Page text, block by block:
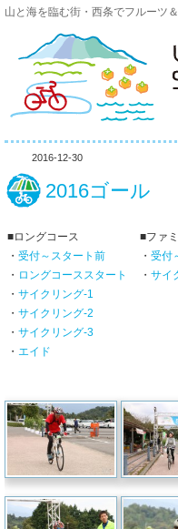
山と海を臨む街・西条でフルーツ
2016-12-30
2016ゴール
■ロングコース
・ 受付～スタート前
・ ロングコーススタート
・ サイクリング-1
・ サイクリング-2
・ サイクリング-3
・ エイド
■ファ
・ 受付
・ サイ